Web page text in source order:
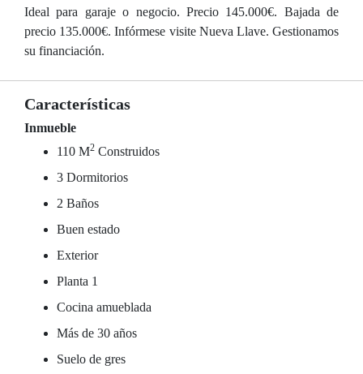
Ideal para garaje o negocio. Precio 145.000€. Bajada de
precio 135.000€. Infórmese visite Nueva Llave. Gestionamos
su financiación.
Características
Inmueble
110 M2 Construidos
3 Dormitorios
2 Baños
Buen estado
Exterior
Planta 1
Cocina amueblada
Más de 30 años
Suelo de gres